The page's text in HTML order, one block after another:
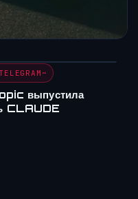
выпустила
CLAUDE